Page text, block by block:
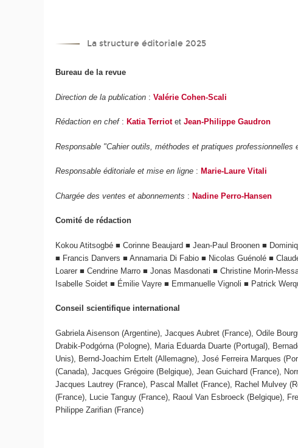
La structure éditoriale 2025
Bureau de la revue
Direction de la publication :Valérie Cohen-Scali
Rédaction en chef: Katia Terriot et Jean-Philippe Gaudron
Responsable "Cahier outils, méthodes et pratiques professionnelles
Responsable éditoriale et mise en ligne : Marie-Laure Vitali
Chargée des ventes et abonnements :Nadine Perro-Hansen
Comité de rédaction
Kokou Atitsogbé ■ Corinne Beaujard ■ Jean-Paul Broonen ■
■ Francis Danvers ■ Annamaria Di Fabio ■ Nicolas Guénolé ■
Loarer ■ Cendrine Marro ■ Jonas Masdonati ■ Christine Morin-
Isabelle Soidet ■ Émilie Vayre ■ Emmanuelle Vignoli ■ Patrick
Conseil scientifique international
Gabriela Aisenson (Argentine), Jacques Aubret (France), Odile
Drabik-Podgórna (Pologne), Maria Eduarda Duarte (Portugal),
Unis), Bernd-Joachim Ertelt (Allemagne), José Ferreira Marques
(Canada), Jacques Grégoire (Belgique), Jean Guichard (France),
Jacques Lautrey (France), Pascal Mallet (France), Rachel Mulvey
(France), Lucie Tanguy (France), Raoul Van Esbroeck (Belgique),
Philippe Zarifian (France)